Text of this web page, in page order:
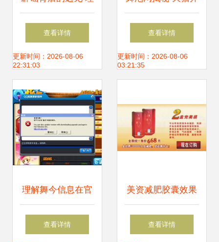
性审度特斯拉二
次“落沪”谜团与产
查看详情
更新时间：2026-08-06
22:31:03
店资金全景解读
——舞今信息详解
查看详情
更新时间：2026-08-06
03:21:35
理解舞今信息在官
方更新中的应用与
查看详情
美资减肥胶囊效果
是真是假？购买前
查看详情